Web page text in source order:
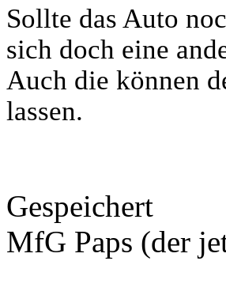
Sollte das Auto
sich doch eine
Auch die können
lassen.
Gespeichert
MfG Paps (der